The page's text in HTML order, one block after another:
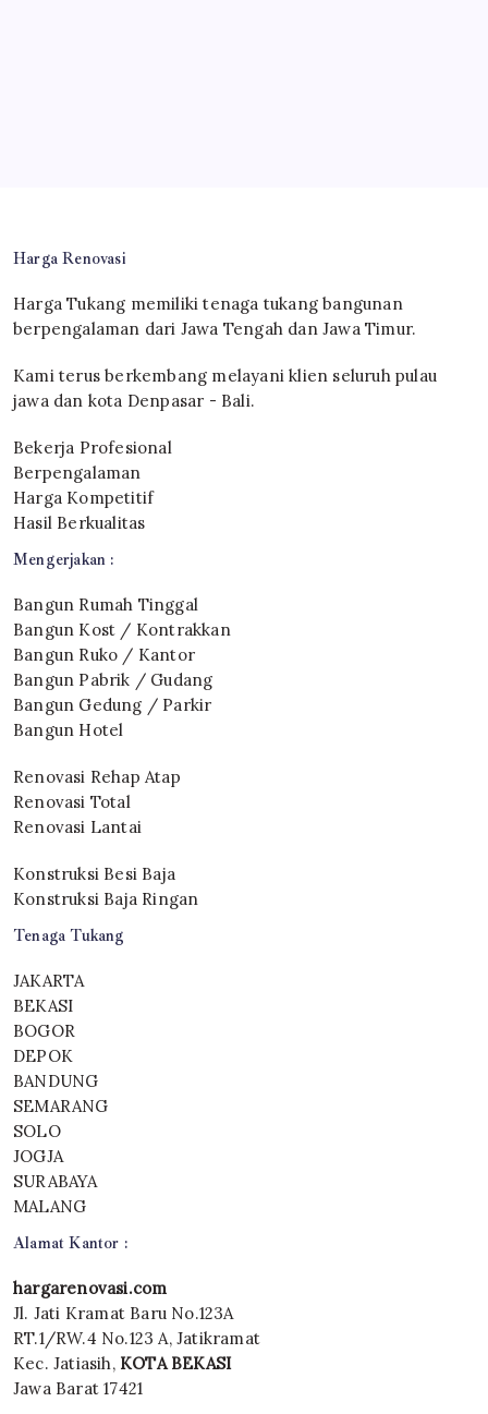
Harga Renovasi
Harga Tukang memiliki tenaga tukang bangunan
berpengalaman dari Jawa Tengah dan Jawa Timur.
Kami terus berkembang melayani klien seluruh pulau
jawa dan kota Denpasar - Bali.
Bekerja Profesional
Berpengalaman
Harga Kompetitif
Hasil Berkualitas
Mengerjakan :
Bangun Rumah Tinggal
Bangun Kost / Kontrakkan
Bangun Ruko / Kantor
Bangun Pabrik / Gudang
Bangun Gedung / Parkir
Bangun Hotel
Renovasi Rehap Atap
Renovasi Total
Renovasi Lantai
Konstruksi Besi Baja
Konstruksi Baja Ringan
Tenaga Tukang
JAKARTA
BEKASI
BOGOR
DEPOK
BANDUNG
SEMARANG
SOLO
JOGJA
SURABAYA
MALANG
Alamat Kantor :
hargarenovasi.com
Jl. Jati Kramat Baru No.123A
RT.1/RW.4 No.123 A, Jatikramat
Kec. Jatiasih, KOTA BEKASI
Jawa Barat 17421